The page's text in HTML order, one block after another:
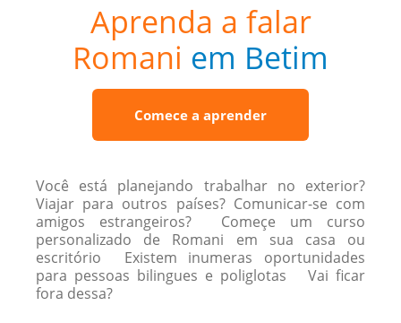
Aprenda a falar
Romani em Betim
Comece a aprender
Você está planejando trabalhar no exterior?
Viajar para outros países? Comunicar-se com
amigos estrangeiros? Começe um curso
personalizado de Romani em sua casa ou
escritório Existem inumeras oportunidades
para pessoas bilingues e poliglotas Vai ficar
fora dessa?